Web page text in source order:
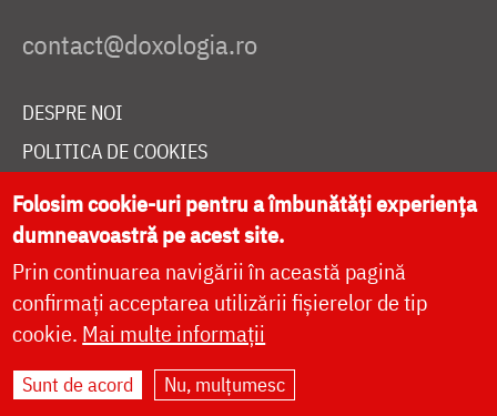
DESPRE NOI
POLITICA DE COOKIES
DONEAZĂ ONLINE PENTRU CATEDRALA NAȚIONALĂ
LIVE
Site dezvoltat deDOXOLOGIA MEDIA
Folosim cookie-uri pentru a îmbunătăți experiența
dumneavoastră pe acest site.
Prin continuarea navigării în această pagină
confirmați acceptarea utilizării fișierelor de tip
cookie. Mai multe informații
Sunt de acord Nu, mulțumesc